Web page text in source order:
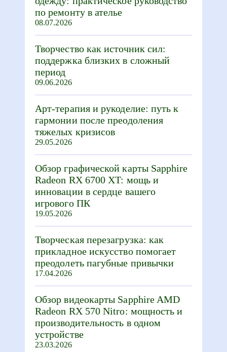
по ремонту в ателье
08.07.2026
Творчество как источник сил:
поддержка близких в сложный
период
09.06.2026
Арт-терапия и рукоделие: путь к
гармонии после преодоления
тяжелых кризисов
29.05.2026
Обзор графической карты Sapphire
Radeon RX 6700 XT: мощь и
инновации в сердце вашего
игрового ПК
19.05.2026
Творческая перезагрузка: как
прикладное искусство помогает
преодолеть пагубные привычки
17.04.2026
Обзор видеокарты Sapphire AMD
Radeon RX 570 Nitro: мощность и
производительность в одном
устройстве
23.03.2026